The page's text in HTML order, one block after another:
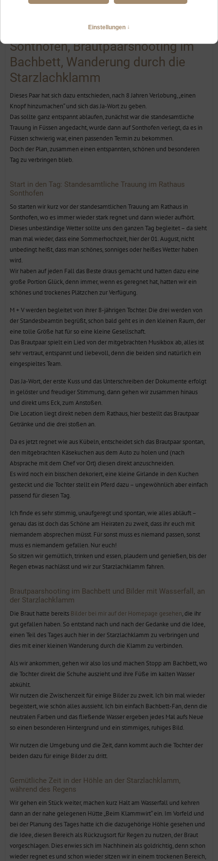
Sonthofen, Kuchen anschneiden in
Sonthofen, Brautpaarshooting im
Bachbett, Wanderung durch die
Starzlachklamm
Dieses Paar hat sich dazu entschieden, nach 8 Jahren Verlobung, „einen
Knopf hinzumachen“ und sich das Ja-Wort zu geben.
Das sollte ganz entspannt ablaufen, zunächst war die standesamtliche
Trauung in Füssen angedacht, wurde dann auf Sonthofen verlegt, da es in
Füssen schwierig war, einen passenden Termin zu bekommen.
Doch der Plan, zusammen einen entspannten, schönen und besonderen
Tag zu verbringen blieb.
Start in den Tag: Standesamtliche Trauung im Rathaus
Sonthofen
So starten wir kurz vor der standesamtlichen Trauung am Rathaus in
Sonthofen, wo es immer wieder stark regnet und dann wieder aufhört.
Dieses unbeständige Wetter sollte uns den ganzen Tag begleitet – da sieht
man mal wieder, dass eine Sommerhochzeit, hier der 01. August, nicht
unbedingt heißt, dass man schönes, sonniges oder heißes Wetter haben
wird.
Wir haben auf jeden Fall das Beste draus gemacht und hatten dazu eine
große Portion Glück, denn immer, wenn es geregnet hat, hatten wir ein
schönes und trockenes Plätzchen zur Verfügung.
M + V werden begleitet von ihrer 8-jährigen Tochter. Die drei werden von
der Standesbeamtin begrüßt, schon bald geht es in den kleinen Raum, der
eine tolle Größe hat für so eine kleine Gesellschaft.
Das Brautpaar spielt ein Lied von der mitgebrachten Musikbox ab, alles ist
sehr vertraut, entspannt und liebevoll, denn die beiden sind natürlich ein
eingespieltes Team.
Das Ja-Wort, der erste Kuss und das Unterschreiben der Dokumente erfolgt
in gelöster und freudiger Stimmung, dann gehen wir zusammen hinaus
und direkt ums Eck, zum Anstoßen.
Die Location liegt direkt neben dem Rathaus, hier bestellt das Brautpaar
Getränke und die drei stoßen an.
Da es jetzt regnet wie aus Kübeln, entscheidet sich das Brautpaar spontan,
den mitgebrachten Käsekuchen aus dem Auto zu holen und (nach
Absprache mit dem Chef vor Ort) diesen direkt anzuschneiden.
Es wird noch ein bisschen dekoriert, eine kleine Girlande in den Kuchen
gesteckt und die Tochter stellt ein Pferd dazu – ungewöhnlich aber einfach
passend für diesen Tag.
Ich finde es sehr stimmig, unaufgeregt und spontan, wie alles abläuft –
genau das ist doch das Schöne am Heiraten zu zweit, dass ihr euch mit
niemandem absprechen müsst. Für sonst muss es niemand passen, sonst
muss es niemandem gefallen. Nur euch!
So sitzen wir gemütlich, trinken und essen, plaudern und genießen, bis der
Regen etwas nachlässt und wir zur Starzlachklamm fahren.
Brautpaarshooting im Bachbett und Bilder mit Wasserfall, an
der Starzlachklamm
Die Braut hatte bereits Bilder bei mir auf der Homepage gesehen, die ihr
gut gefallen haben. So entstand nach und nach der Gedanke und die Idee,
einen Teil des Tages auch hier in der Starzlachklamm zu verbringen und
dies mit einer kleinen Wanderung durch die Klamm zu verbinden.
Als wir ankommen, gehen wir also los und machen Stopp am Bachbett, wo
die Tochter direkt die Schuhe auszieht und ihre Füße im kalten Wasser
abkühlt.
Wir nutzen die Zwischenzeit für einige Bilder zu zweit. Ich bin mal wieder
begeistert, wie schön alles aussieht. Ich bin einfach Bachbett-Fan, denn die
neutralen Farben und das fließende Wasser ergeben jedes Mal aufs Neue
so einen besonderen Hintergrund und ein stimmiges, ruhiges Bild.
Wir nutzen die Umgebung und die Zeit, dann kommt auch die Tochter der
beiden dazu für einige Bilder zu dritt.
Gemütliche Zeit in der Höhle an der Starzlachklamm,
während des Regens
Wir gehen ein Stück weiter, machen kurz Halt am Wasserfall und kehren
dann an der nahe gelegenen Hütte „Beim Klammwirt“ ein. Im Vorfeld und
bei der Planung des Tages hatte ich die dazugehörige Höhle gesehen und
die Idee, diesen Bereich als Rückzugsort für Regen zu nutzen, der Braut
vorgeschlagen. Dies erwies sich im Nachhinein als goldrichtig, denn schon
wieder regnet es und schon wieder sitzen wir in einem trockenen Bereich,